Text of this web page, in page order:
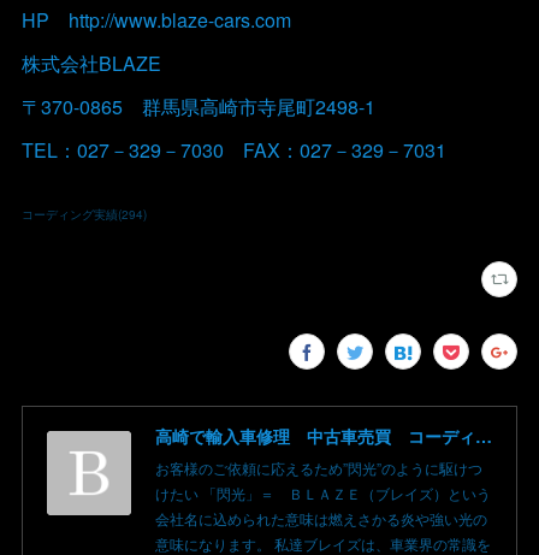
HP http://www.blaze-cars.com
株式会社BLAZE
〒370-0865 群馬県高崎市寺尾町2498-1
TEL：027－329－7030 FAX：027－329－7031
コーディング実績(294)
高崎で輸入車修理 中古車売買 コーディングならBLAZE（ブレイズ）へ│BLAZE Total Car Support & Modify in Takasaki Gunma
お客様のご依頼に応えるため”閃光”のように駆けつ
けたい 「閃光」＝ ＢＬＡＺＥ（ブレイズ）という
会社名に込められた意味は燃えさかる炎や強い光の
意味になります。 私達ブレイズは、車業界の常識を